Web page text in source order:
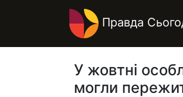
Правда
У жовтні
могли